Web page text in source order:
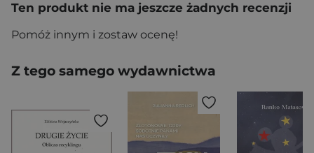
Ten produkt nie ma jeszcze żadnych recenzji
Pomóż innym i zostaw ocenę!
Z tego samego wydawnictwa